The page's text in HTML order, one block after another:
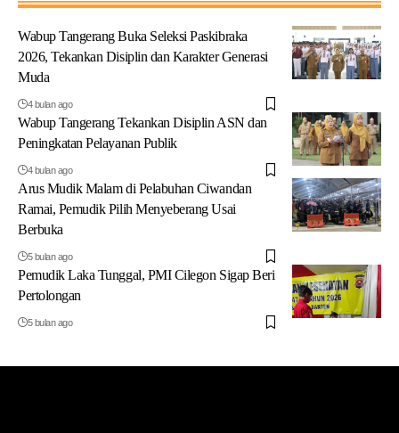
Wabup Tangerang Buka Seleksi Paskibraka
2026, Tekankan Disiplin dan Karakter Generasi
Muda
4 bulan ago
Wabup Tangerang Tekankan Disiplin ASN dan
Peningkatan Pelayanan Publik
4 bulan ago
Arus Mudik Malam di Pelabuhan Ciwandan
Ramai, Pemudik Pilih Menyeberang Usai
Berbuka
5 bulan ago
Pemudik Laka Tunggal, PMI Cilegon Sigap Beri
Pertolongan
5 bulan ago